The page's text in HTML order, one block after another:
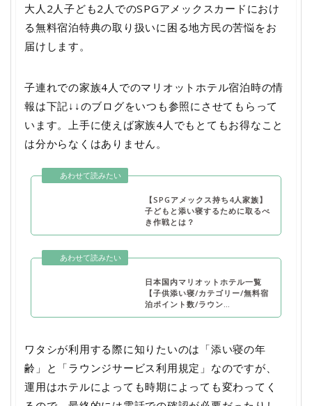
大人2人子ども2人でのSPGアメックスカードにおけ
る無料宿泊特典の取り扱いに困る地方民の苦悩をお
届けします。
子連れでの家族4人でのマリオットホテル宿泊時の情
報は下記↓↓のブログをいつも参照にさせてもらって
います。上手に使えば家族4人でもとてもお得なこと
は分からなくはありません。
【SPGアメックス持ち4人家族】
子どもと添い寝するために取るべ
き作戦とは？
日本国内マリオットホテル一覧
【子供添い寝/カテゴリー/無料宿
泊ポイント数/ラウン…
ワタシが利用する際に知りたいのは「添い寝の年
齢」と「ラウンジサービス利用規定」なのですが、
運用はホテルによっても時期によっても変わってく